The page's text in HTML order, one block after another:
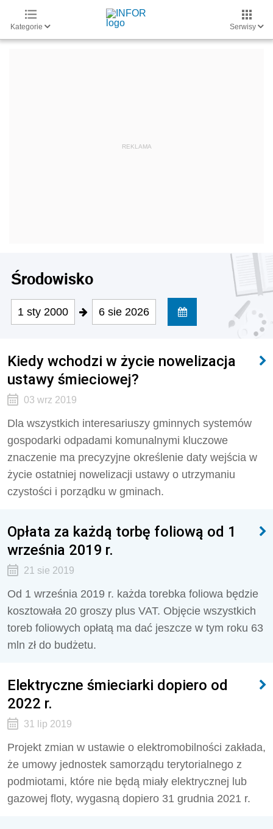
Kategorie Serwisy
Środowisko
1 sty 2000 6 sie 2026
Kiedy wchodzi w życie nowelizacja
ustawy śmieciowej?
03 wrz 2019
Dla wszystkich interesariuszy gminnych systemów
gospodarki odpadami komunalnymi kluczowe
znaczenie ma precyzyjne określenie daty wejścia w
życie ostatniej nowelizacji ustawy o utrzymaniu
czystości i porządku w gminach.
Opłata za każdą torbę foliową od 1
września 2019 r.
21 sie 2019
Od 1 września 2019 r. każda torebka foliowa będzie
kosztowała 20 groszy plus VAT. Objęcie wszystkich
toreb foliowych opłatą ma dać jeszcze w tym roku 63
mln zł do budżetu.
Elektryczne śmieciarki dopiero od
2022 r.
31 lip 2019
Projekt zmian w ustawie o elektromobilności zakłada,
że umowy jednostek samorządu terytorialnego z
podmiotami, które nie będą miały elektrycznej lub
gazowej floty, wygasną dopiero 31 grudnia 2021 r.